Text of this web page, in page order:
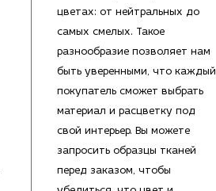
цветах: от нейтральных до
самых смелых. Такое
разнообразие позволяет нам
быть уверенными, что каждый
покупатель сможет выбрать
материал и расцветку под
свой интерьер. Вы можете
запросить образцы тканей
перед заказом, чтобы